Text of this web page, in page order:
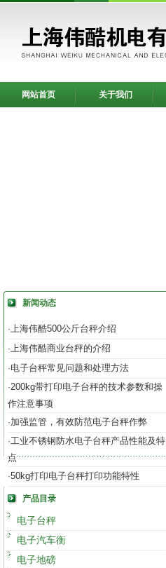
网站首页 关于我们
新闻动态
·上海伟酷500公斤台秤介绍
·上海伟酷商业台秤的介绍
·电子台秤常见问题和处理方法
·200kg带打印电子台秤的技术参数和操
作注意事项
·加强监管，有效防范电子台秤作弊
·工业不锈钢防水电子台秤产品性能及特
点
·50kg打印电子台秤打印功能特性
产品目录
电子台秤
电子汽车衡
电子地磅